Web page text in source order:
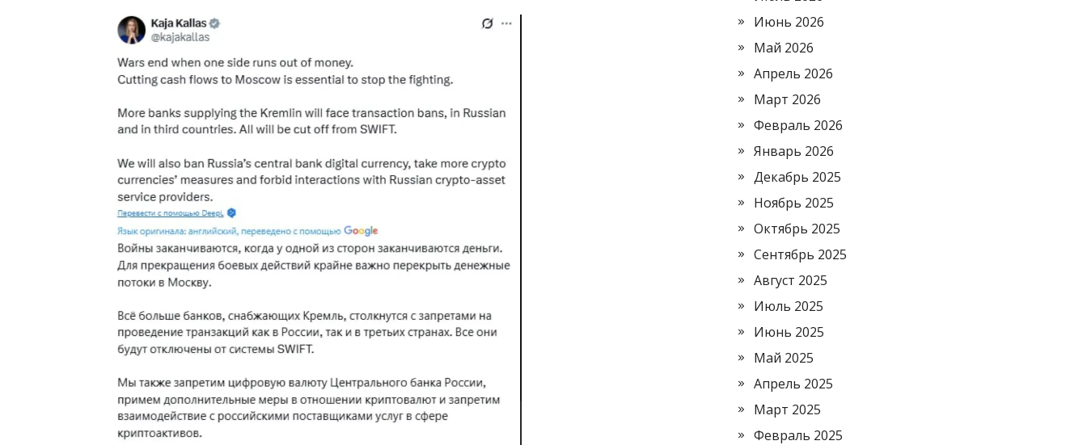
Июнь 2026
Май 2026
Апрель 2026
Март 2026
Февраль 2026
Январь 2026
Декабрь 2025
Ноябрь 2025
Октябрь 2025
Сентябрь 2025
Август 2025
Июль 2025
Июнь 2025
Май 2025
Апрель 2025
Март 2025
Февраль 2025